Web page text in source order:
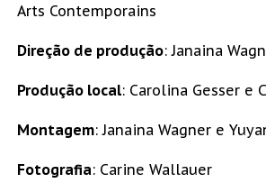
Arts Contemporains
Direção de produção: Janaina
Produção local: Carolina Gesser e
Montagem: Janaina Wagner e
Fotografia: Carine Wallauer